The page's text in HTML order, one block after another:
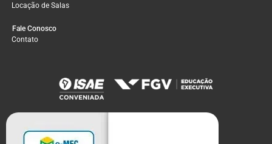
Locação de Salas
Fale Conosco
Contato